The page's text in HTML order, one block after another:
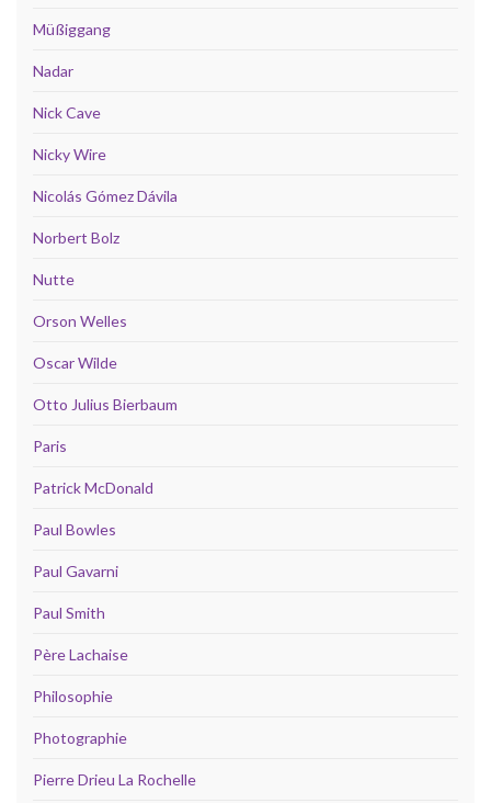
Müßiggang
Nadar
Nick Cave
Nicky Wire
Nicolás Gómez Dávila
Norbert Bolz
Nutte
Orson Welles
Oscar Wilde
Otto Julius Bierbaum
Paris
Patrick McDonald
Paul Bowles
Paul Gavarni
Paul Smith
Père Lachaise
Philosophie
Photographie
Pierre Drieu La Rochelle